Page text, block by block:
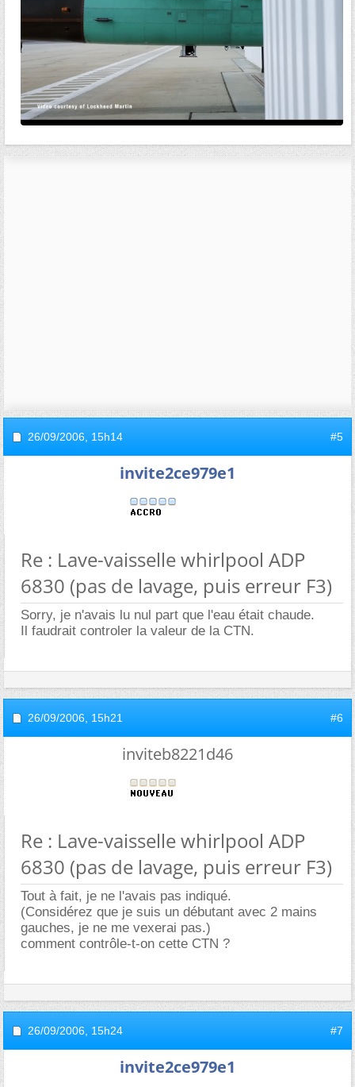
26/09/2006, 15h14 #5
invite2ce979e1
Re : Lave-vaisselle whirlpool ADP
6830 (pas de lavage, puis erreur F3)
Sorry, je n'avais lu nul part que l'eau était chaude.
Il faudrait controler la valeur de la CTN.
26/09/2006, 15h21 #6
inviteb8221d46
Re : Lave-vaisselle whirlpool ADP
6830 (pas de lavage, puis erreur F3)
Tout à fait, je ne l'avais pas indiqué.
(Considérez que je suis un débutant avec 2 mains
gauches, je ne me vexerai pas.)
comment contrôle-t-on cette CTN ?
26/09/2006, 15h24 #7
invite2ce979e1